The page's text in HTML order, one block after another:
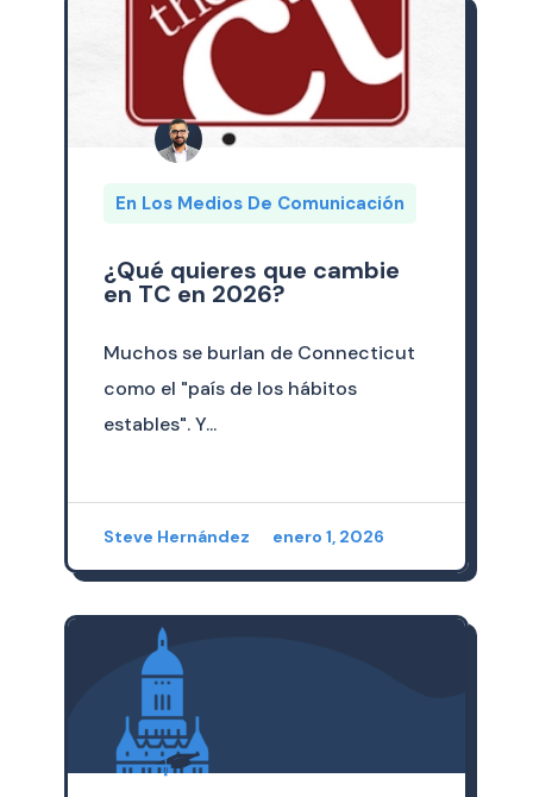
En Los Medios De Comunicación
¿Qué quieres que cambie
en TC en 2026?
Muchos se burlan de Connecticut
como el "país de los hábitos
estables". Y...
Steve Hernández enero 1, 2026